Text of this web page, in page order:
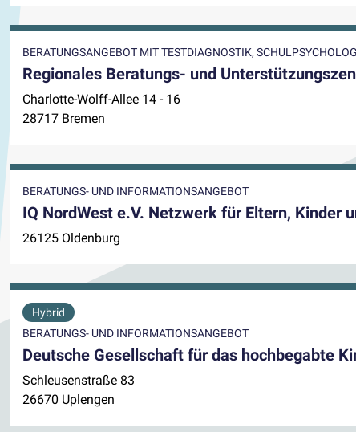
BERATUNGSANGEBOT MIT TESTDIAGNOSTIK,
Regionales Beratungs- und
Charlotte-Wolff-Allee 14 - 16
28717 Bremen
BERATUNGS- UND INFORMATIONSANGEBOT
IQ NordWest e.V. Netzwerk für Eltern, Kinder
26125 Oldenburg
Hybrid
BERATUNGS- UND INFORMATIONSANGEBOT
Deutsche Gesellschaft für das hochbegabte
Schleusenstraße 83
26670 Uplengen